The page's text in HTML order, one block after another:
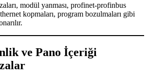
modül yanması, profinet-profinbus
kopmaları, program bozulmaları gibi
ve Pano İçeriği